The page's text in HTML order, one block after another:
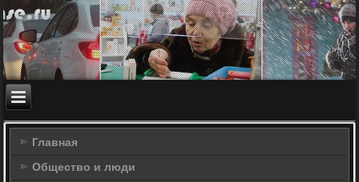
Главная
Общество и люди